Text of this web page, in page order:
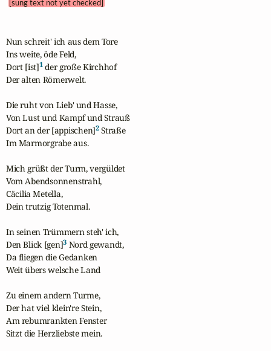
[sung text not yet checked]
Nun schreit' ich aus dem Tore
Ins weite, öde Feld,
Dort [ist]1 der große Kirchhof
Der alten Römerwelt.
Die ruht von Lieb' und Hasse,
Von Lust und Kampf und Strauß
Dort an der [appischen]2 Straße
Im Marmorgrabe aus.
Mich grüßt der Turm, vergüldet
Vom Abendsonnenstrahl,
Cäcilia Metella,
Dein trutzig Totenmal.
In seinen Trümmern steh' ich,
Den Blick [gen]3 Nord gewandt,
Da fliegen die Gedanken
Weit übers welsche Land
Zu einem andern Turme,
Der hat viel klein're Stein,
Am rebumrankten Fenster
Sitzt die Herzliebste mein.